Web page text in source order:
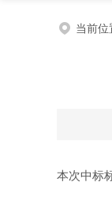
当前位
本次中标